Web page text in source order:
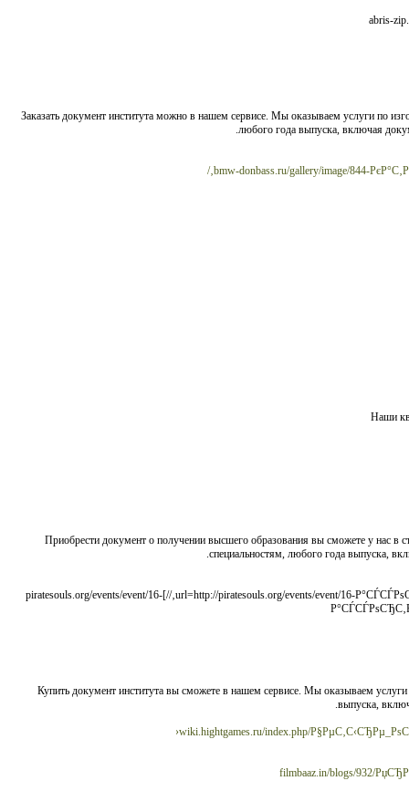
Заказать документ института можно в нашем сервисе. Мы оказываем услуги по
любого года выпуска, включая
bmw-donbass.ru/gallery/image/844-
Наши
Приобрести документ о получении высшего образования вы сможете у
специальностям, любого года выпуска,
[url=http://piratesouls.org/events/event/16-Р°СЃСЃРѕСЂС‚РёРјРµРЅС‚-Рё-РІР°СЂРёР°РЅС‚С‹-РґРѕСЃС‚Р°РІРєРё-РІ-РјР°РіР°Р·РёРЅРµ-РїСЂРёРѕР±СЂРµС‚Р°РµРј-Р°С‚С‚РµСЃС‚Р°С‚//]piratesouls.org/events/event/16-
Купить документ института вы сможете в нашем сервисе. Мы оказываем
выпуска,
wiki.hightgames.ru/index.php/
filmbaaz.in/blogs/932/